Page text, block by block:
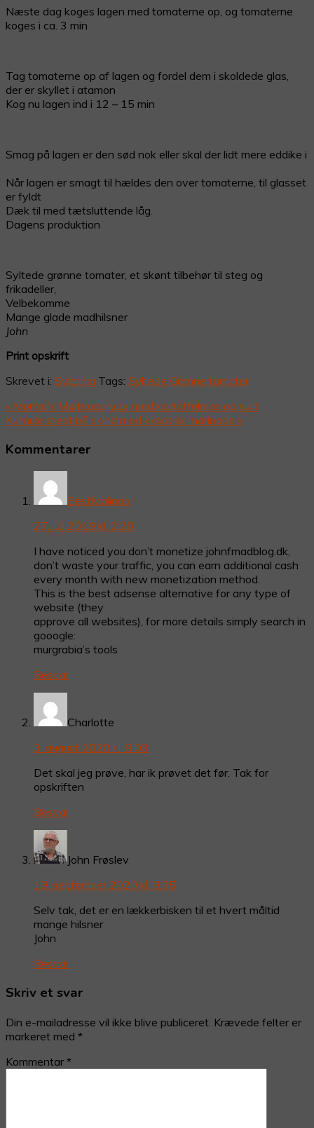
Næste dag koges lagen med tomaterne op, og tomaterne
koges i ca. 3 min
Tag tomaterne op af lagen og fordel dem i skoldede glas,
der er skyllet i atamon
Kog nu lagen ind i 12 – 15 min
Smag på lagen er den sød nok eller skal der lidt mere eddike i
Når lagen er smagt til hældes den over tomaterne, til glasset
er fyldt
Dæk til med tætsluttende låg.
Dagens produktion
Syltede grønne tomater, et skønt tilbehør til steg og
frikadeller,
Velbekomme
Mange glade madhilsner
John
Print opskrift
Skrevet i: Syltning Tags: Syltede Grønne tomater
Previous
Post:
« Morfar’s Mørbradgryde med kartoffelmos og surt
Next
Kulmule stegt på skind med eksotisk marinade »
Kommentarer
BestMalinda
27. juli 2019 kl. 2:20
I have noticed you don’t monetize johnfmadblog.dk,
don’t waste your traffic, you can earn additional cash
every month with new monetization method.
This is the best adsense alternative for any type of
website (they
approve all websites), for more details simply search in
gooogle:
murgrabia’s tools
Besvar
Charlotte
3. august 2020 kl. 9:03
Det skal jeg prøve, har ik prøvet det før. Tak for
opskriften
Besvar
John Frøslev
19. september 2020 kl. 9:35
Selv tak, det er en lækkerbisken til et hvert måltid
mange hilsner
John
Besvar
Skriv et svar
Din e-mailadresse vil ikke blive publiceret. Krævede felter er
markeret med *
Kommentar *